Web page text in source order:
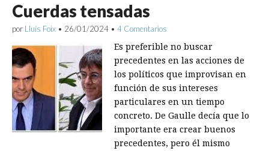
Cuerdas tensadas
por Lluís Foix • 26/01/2024 • 4 Comentarios
Es preferible no buscar
precedentes en las acciones de
los políticos que improvisan en
función de sus intereses
particulares en un tiempo
concreto. De Gaulle decía que lo
importante era crear buenos
precedentes, pero él mismo